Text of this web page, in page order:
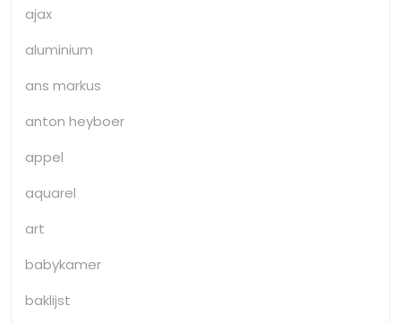
ajax
aluminium
ans markus
anton heyboer
appel
aquarel
art
babykamer
baklijst